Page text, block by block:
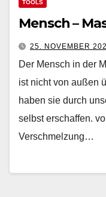
TOOLS
Mensch –
25. NOVEMBER
Der Mensch in der
ist nicht von außen
haben sie durch
selbst erschaffen.
Verschmelzung…